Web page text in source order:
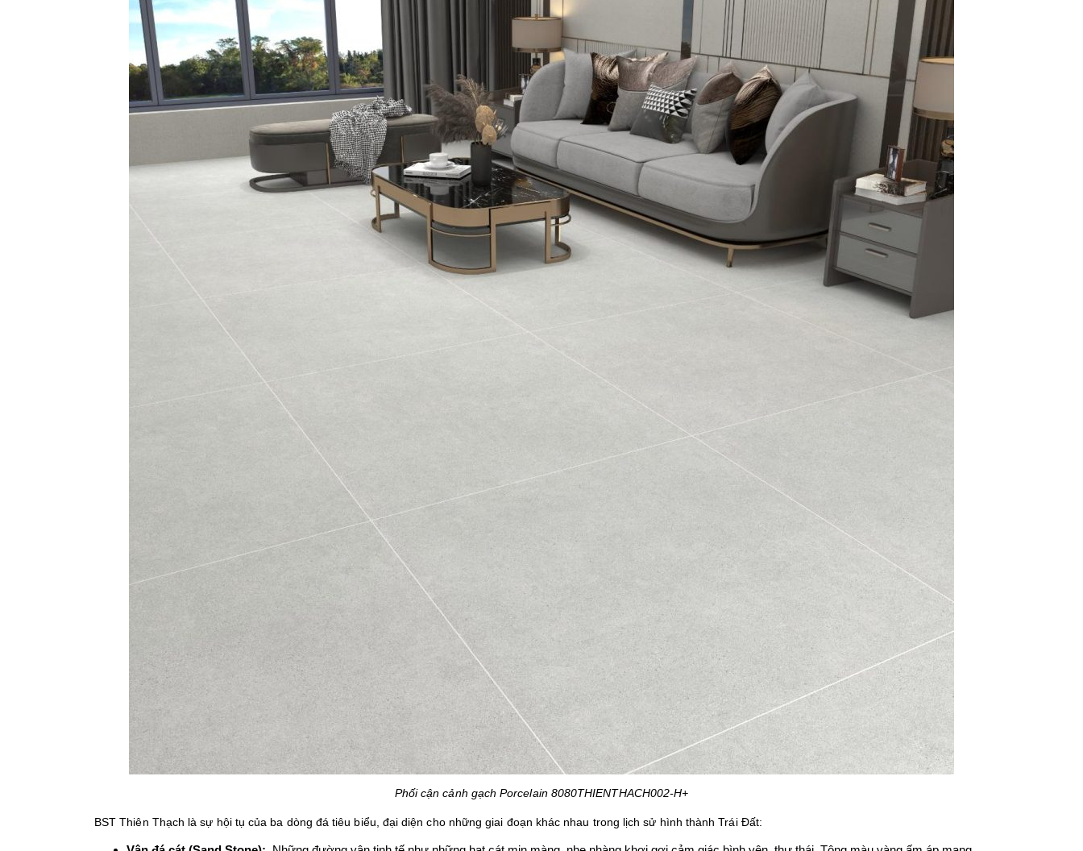
Phối cận cảnh gạch Porcelain 8080THIENTHACH002-H+
BST Thiên Thạch là sự hội tụ của ba dòng đá tiêu biểu, đại diện cho những giai đoạn khác nhau trong lịch sử hình thành Trái Đất: